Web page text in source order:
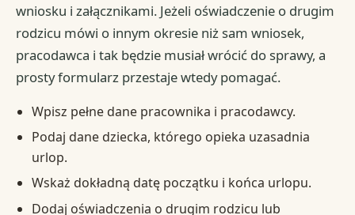
wniosku i załącznikami. Jeżeli oświadczenie o drugim
rodzicu mówi o innym okresie niż sam wniosek,
pracodawca i tak będzie musiał wrócić do sprawy, a
prosty formularz przestaje wtedy pomagać.
Wpisz pełne dane pracownika i pracodawcy.
Podaj dane dziecka, którego opieka uzasadnia
urlop.
Wskaż dokładną datę początku i końca urlopu.
Dodaj oświadczenia o drugim rodzicu lub